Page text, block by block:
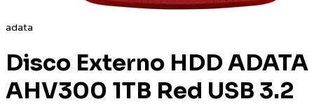
adata
Disco Externo HDD ADATA
AHV300 1TB Red USB 3.2